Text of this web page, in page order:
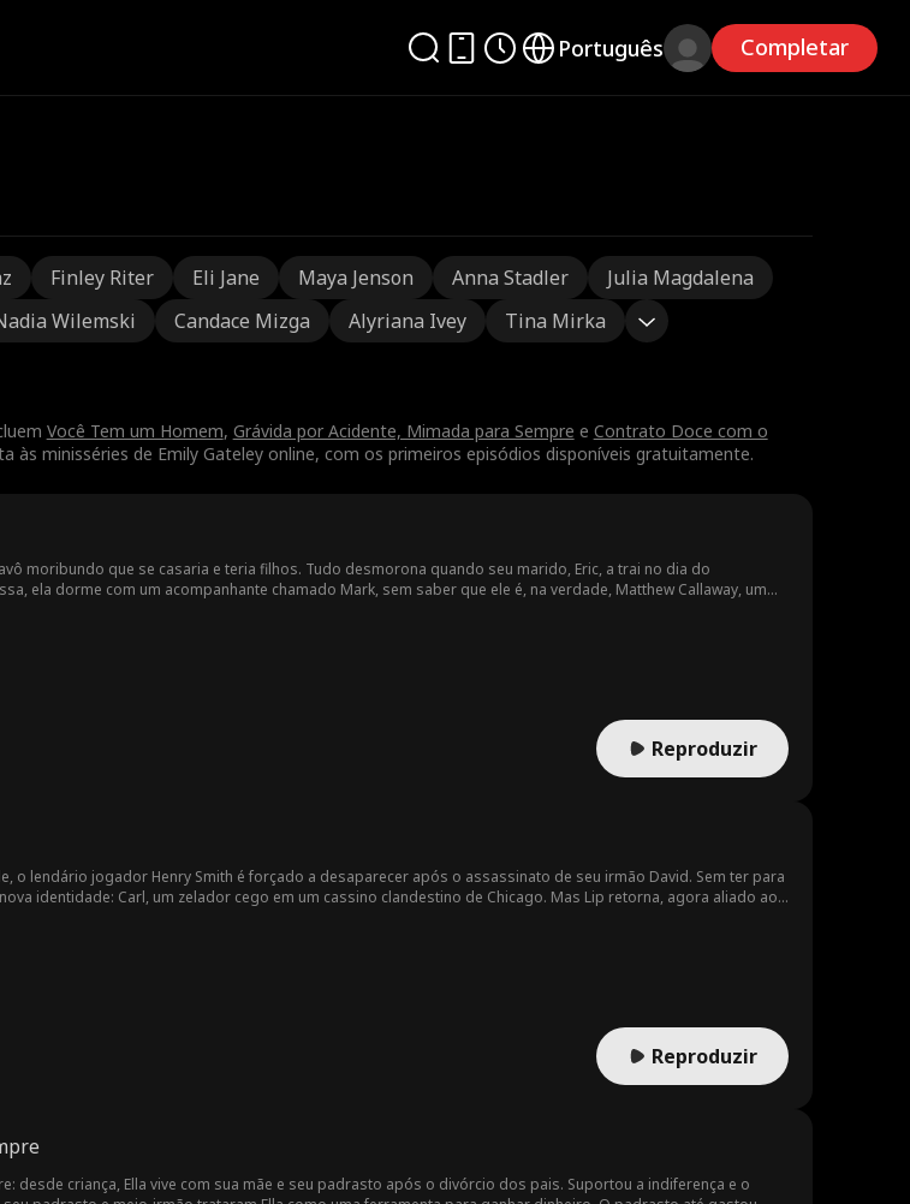
Português Completar
Finley Riter Eli Jane Maya Jenson Anna Stadler
Julia Magdalena
Wilemski Candace Mizga Alyriana Ivey Tina Mirka
Você Tem um Homem, Grávida por Acidente, Mimada para Sempre e Contrato Doce com o
às minisséries de Emily Gateley online, com os primeiros episódios disponíveis gratuitamente.
moribundo que se casaria e teria filhos. Tudo desmorona quando seu marido, Eric, a trai no dia do
ela dorme com um acompanhante chamado Mark, sem saber que ele é, na verdade, Matthew Callaway, um
Reproduzir
o lendário jogador Henry Smith é forçado a desaparecer após o assassinato de seu irmão David. Sem ter para
identidade: Carl, um zelador cego em um cassino clandestino de Chicago. Mas Lip retorna, agora aliado ao
Reproduzir
desde criança, Ella vive com sua mãe e seu padrasto após o divórcio dos pais. Suportou a indiferença e o